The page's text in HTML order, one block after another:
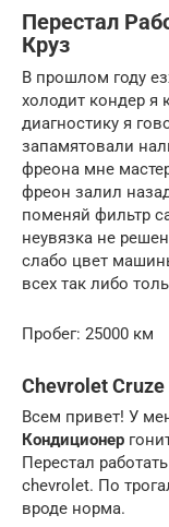
Перестал
Круз
В прошлом году
холодит кондер я
диагностику я
запамятовали
фреона мне
фреон залил
поменяй фильтр
неувязка не
слабо цвет
всех так либо
Пробег: 25000 км
Chevrolet
Всем привет! У
Кондиционер
Перестал
chevrolet. По
вроде норма.